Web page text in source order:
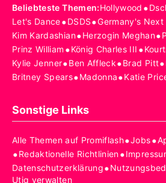
Beliebteste Themen:Hollywood •
Let's Dance•DSDS•Germany's Next
Kim Kardashian•Herzogin Meghan•
Prinz William •König Charles III •
Kylie Jenner•Ben Affleck•Brad Pitt•
Britney Spears•Madonna•Katie
Sonstige Links
Alle Themen auf Promiflash•Jobs•
•Redaktionelle Richtlinien•
Datenschutzerklärung•
Utiq verwalten